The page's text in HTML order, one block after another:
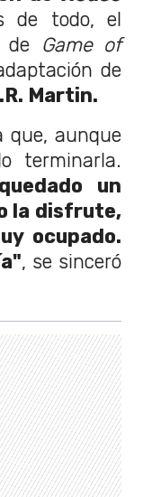
de todo, el
de Game of
de
Martin.
que, aunque
terminarla.
un
la disfrute,
ocupado.
, se sinceró